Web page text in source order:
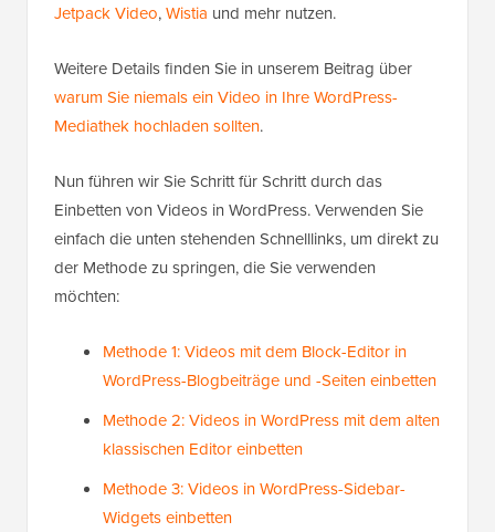
Jetpack Video,Wistia und mehr nutzen.
Weitere Details finden Sie in unserem Beitrag über
warum Sie niemals ein Video in Ihre WordPress-
Mediathek hochladen sollten.
Nun führen wir Sie Schritt für Schritt durch das
Einbetten von Videos in WordPress. Verwenden Sie
einfach die unten stehenden Schnelllinks, um direkt zu
der Methode zu springen, die Sie verwenden
möchten:
Methode 1: Videos mit dem Block-Editor in
WordPress-Blogbeiträge und -Seiten einbetten
Methode 2: Videos in WordPress mit dem alten
klassischen Editor einbetten
Methode 3: Videos in WordPress-Sidebar-
Widgets einbetten